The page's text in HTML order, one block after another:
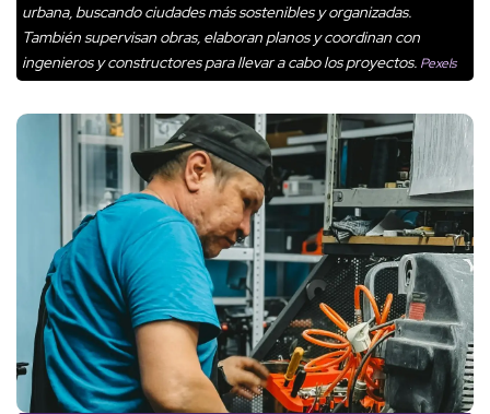
urbana, buscando ciudades más sostenibles y organizadas.
También supervisan obras, elaboran planos y coordinan con
ingenieros y constructores para llevar a cabo los proyectos. Pexels